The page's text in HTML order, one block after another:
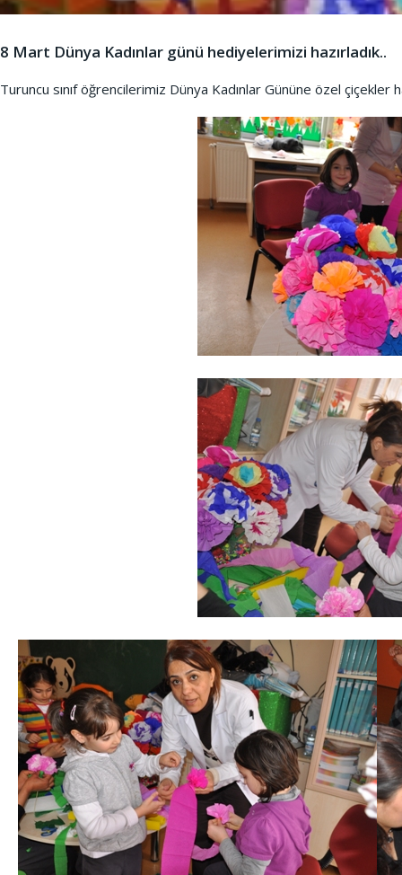
8 Mart Dünya Kadınlar günü hediyelerimizi hazırladık..
Turuncu sınıf öğrencilerimiz Dünya Kadınlar Gününe özel çiçekler